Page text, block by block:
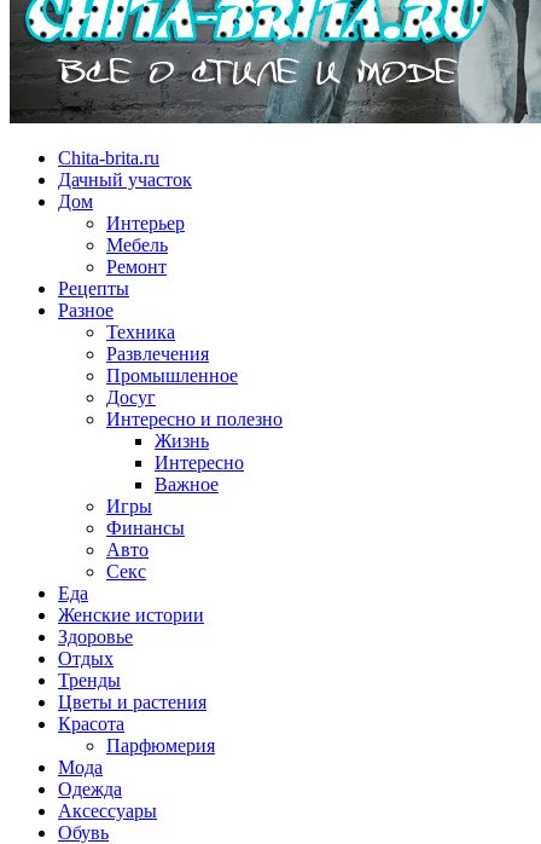
Chita-brita.ru
Дачный участок
Дом
Интерьер
Мебель
Ремонт
Рецепты
Разное
Техника
Развлечения
Промышленное
Досуг
Интересно и полезно
Жизнь
Интересно
Важное
Игры
Финансы
Авто
Секс
Еда
Женские истории
Здоровье
Отдых
Тренды
Цветы и растения
Красота
Парфюмерия
Мода
Одежда
Аксессуары
Обувь